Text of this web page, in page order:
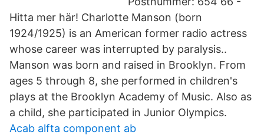
Hitta mer här! Charlotte Manson (born
1924/1925) is an American former radio actress
whose career was interrupted by paralysis..
Manson was born and raised in Brooklyn. From
ages 5 through 8, she performed in children's
plays at the Brooklyn Academy of Music. Also as
a child, she participated in Junior Olympics.
Acab alfta component ab